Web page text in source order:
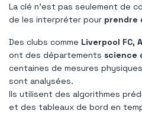
La clé n'est pas seulement de
de les interpréter pour prendre
Des clubs comme Liverpool FC,
ont des départements science
centaines de mesures
sont analysées.
Ils utilisent des algorithmes
et des tableaux de bord en